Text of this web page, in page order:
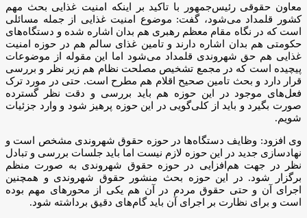
معاون حقوقی رئیس‌جمهور با تاکید بر اینکه امنیت غذایی بحث مهم
کشور قلمداد می‌شود، گفت: موضوع امنیت غذایی از جمله مسائلی
است که در نگاه مقام معظم رهبری هم بدان اشاره شده و دستگاه‌های
حکومتی هم بدان اشاره دارند و تامین غذای سالم هم در حوزه امنیت
غذایی هم حق شهروندی قلمداد می‌شود اما این مقوله از موضوعات
پیچیده است که در مجمع تشخیص مصلحت نظام هم زیر نظر و بررسی
قرار دارد و بحث تامین صحیح اقلام هم مطرح است. حتی در مورد ترک
فعل‌های موجود در این حوزه هم باید بررسی و دقت نظر گسترده
صورت بگیرد و باید از کلی‌گویی در این حوزه پرهیز شود و وارد جزئیات
شویم.
وی افزود: وظایف دستگاه‌ها در حوزه حقوق شهروندی مشخص است و
نهادسازی جدید در این حوزه لازم نیست اما باید جلسات بررسی و تبادل
نظر در جهت هم‌افزایی در حوزه حقوق شهروندی به صورت منظم
برگزار شود. در این حوزه بحث منشور حقوق شهروندی و همچنین
اجرای آن و حتی حقوق مردم در آن هم یکی از محورهای مهم بوده
است و برای نظارت بر اجرای آن باید گام‌های دقیق برداشته شود.